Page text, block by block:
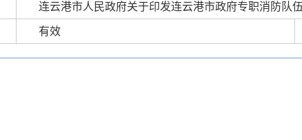
连云港市人民政府关于印发连云港市政府专职消防队
有效